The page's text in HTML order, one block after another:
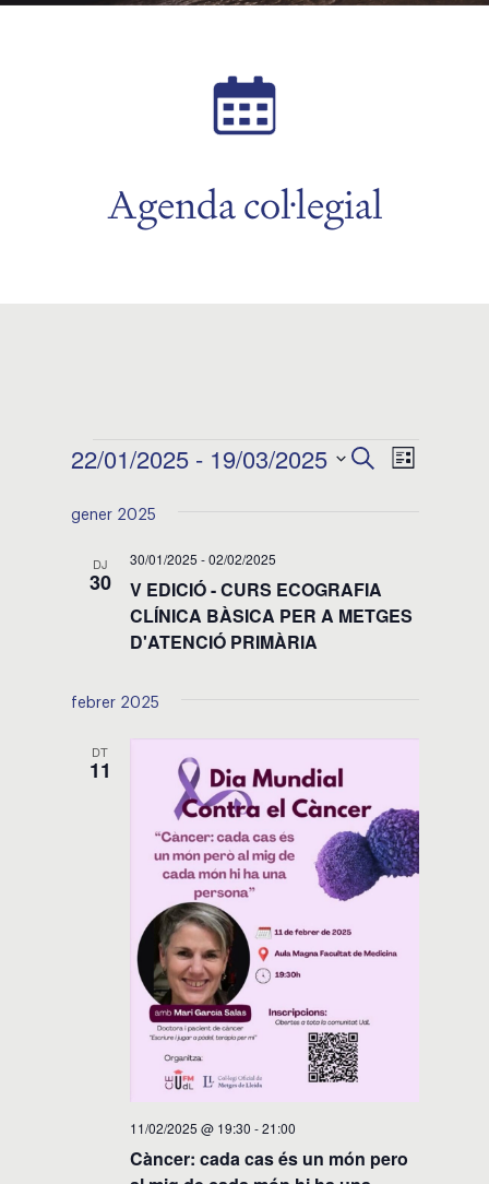
Agenda col·legial
Esdeveniments Navegació
cerca
Cerca
Llista
22/01/2025 - 19/03/2025
una
gener 2025
DJ
30
V EDICIÓ - CURS ECOGRAFIA
CLÍNICA BÀSICA PER A METGES
D'ATENCIÓ PRIMÀRIA
30/01/2025 -02/02/2025
febrer 2025
DT
11
Càncer: cada cas és un món pero
11/02/2025 @ 19:30 -21:00